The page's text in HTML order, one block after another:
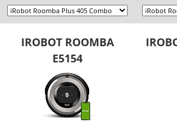
IROBOT ROOMBA
E5154